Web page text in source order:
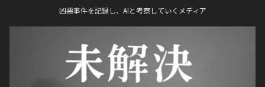
凶悪事件を記録し、AIと考察していくメディア